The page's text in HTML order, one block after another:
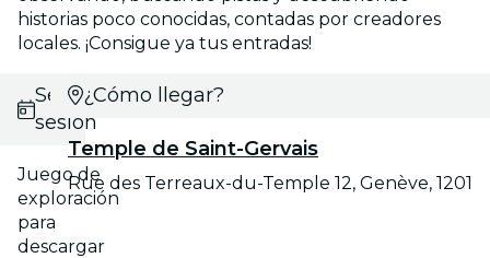
historias poco conocidas, contadas por creadores
locales. ¡Consigue ya tus entradas!
Selecciona
sesión
Juego de
exploración
para
descargar
¿Cómo llegar?
Temple de Saint-Gervais
Rue des Terreaux-du-Temple 12, Genève, 1201